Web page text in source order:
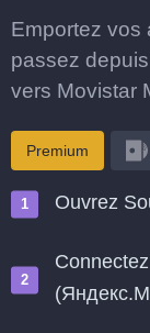
Emportez vos
passez
vers Movistar
Premium
Ouvrez